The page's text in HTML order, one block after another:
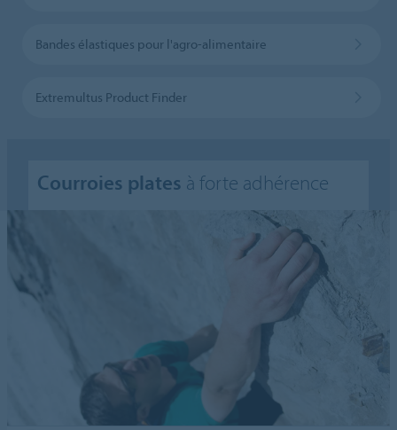
Bandes élastiques pour l'agro-alimentaire
Extremultus Product Finder
Courroies plates à forte adhérence